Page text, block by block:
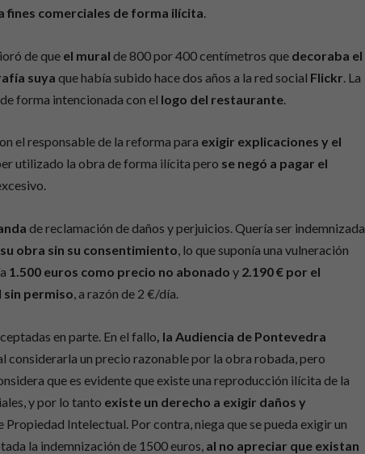
fines comerciales de forma ilícita.
de que el muralde 800 por 400 centímetros que decoraba el
suyaque había subido hace dos años a la red social Flickr . La
forma intencionada con el logo del restaurante
el responsable de la reforma para exigir explicaciones y el
utilizado la obra de forma ilícita pero se negó a pagar el
de reclamación de daños y perjuicios. Quería ser indemnizada
obra sin su consentimiento, lo que suponía una vulneración
1.500 euros como precio no abonado y 2.190 € por el
sin permiso, a razón de 2 €/día.
en parte. En el fallo , la Audiencia de Pontevedra
considerarla un precio razonable por la obra robada, pero
que es evidente que existe una reproducción ilícita de la
y por lo tanto existe un derecho a exigir daños y
Intelectual. Por contra, niega que se pueda exigir un
la indemnización de 1500 euros, al no apreciar que existan